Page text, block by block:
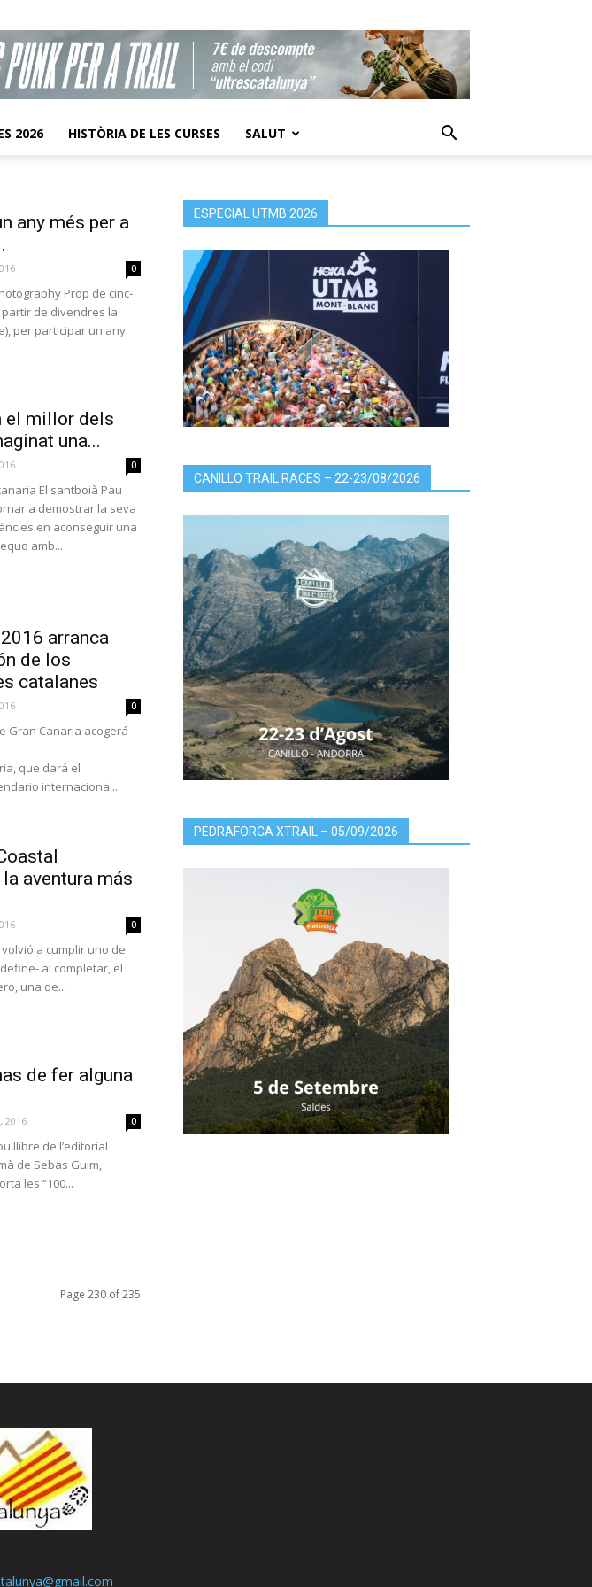
2026 HISTÒRIA DE LES CURSES SALUT
any més per a
0
Prop de cinc-
de divendres la
per participar un any
el millor dels
una...
0
El santboià Pau
a demostrar la seva
en aconseguir una
amb...
arranca
de los
catalanes
0
Gran Canaria acogerá
que dará el
internacional...
aventura más
0
a cumplir uno de
al completar, el
una de...
de fer alguna
2016 0
llibre de l’editorial
de Sebas Guim,
les “100...
Page 230 of 235
ESPECIAL UTMB 2026
CANILLO TRAIL RACES – 22-23/08/2026
PEDRAFORCA XTRAIL – 05/09/2026